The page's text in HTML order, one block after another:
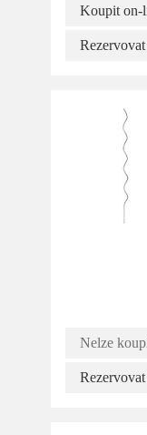
Koupit on-
Nelze